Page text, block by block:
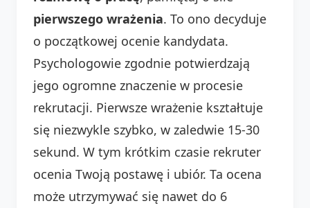
pierwszego wrażenia. To ono decyduje
o początkowej ocenie kandydata.
Psychologowie zgodnie potwierdzają
jego ogromne znaczenie w procesie
rekrutacji. Pierwsze wrażenie kształtuje
się niezwykle szybko, w zaledwie 15-30
sekund. W tym krótkim czasie rekruter
ocenia Twoją postawę i ubiór. Ta ocena
może utrzymywać się nawet do 6